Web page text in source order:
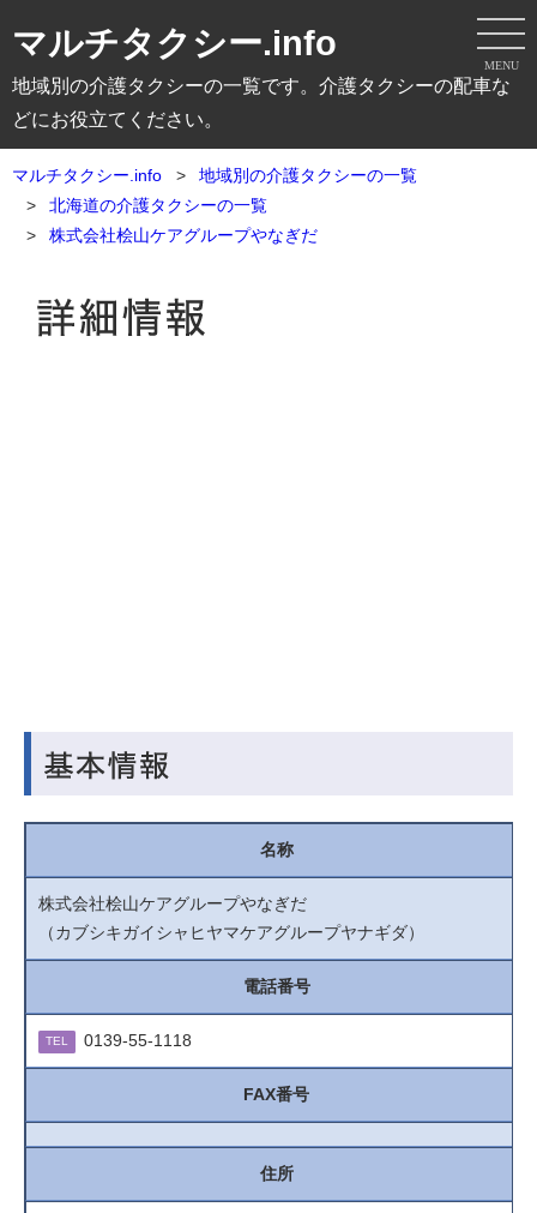
MENU
マルチタクシー.info
地域別の介護タクシーの一覧です。介護タクシーの配車な
どにお役立てください。
マルチタクシー.info
地域別の介護タクシーの一覧
北海道の介護タクシーの一覧
株式会社桧山ケアグループやなぎだ
名称
株式会社桧山ケアグループやなぎだ
（カブシキガイシャヒヤマケアグループヤナギダ）
電話番号
TEL 0139-55-1118
FAX番号
住所